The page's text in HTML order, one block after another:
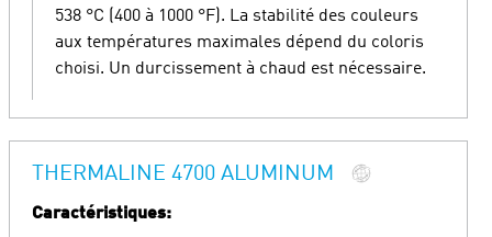
538 °C (400 à 1000 °F). La stabilité des couleurs
aux températures maximales dépend du coloris
choisi. Un durcissement à chaud est nécessaire.
THERMALINE 4700 ALUMINUM
Caractéristiques: